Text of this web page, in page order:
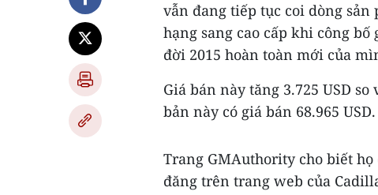
vẫn đang tiếp tục coi dòng sản
hạng sang cao cấp khi công
đời 2015 hoàn toàn mới của
Giá bán này tăng 3.725 USD
bản này có giá bán 68.965 USD.
Trang GMAuthority cho biết
đăng trên trang web của